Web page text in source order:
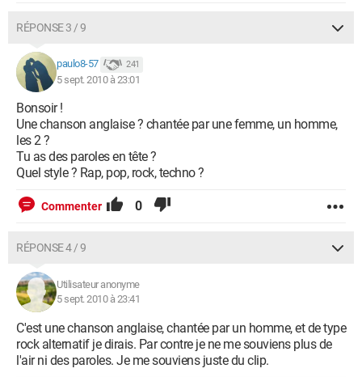
RÉPONSE 3 / 9
paulo8-57 241
5 sept. 2010 à 23:01
Bonsoir !
Une chanson anglaise ? chantée par une femme, un homme,
les 2 ?
Tu as des paroles en tête ?
Quel style ? Rap, pop, rock, techno ?
Commenter 0
RÉPONSE 4 / 9
Utilisateur anonyme
5 sept. 2010 à 23:41
C'est une chanson anglaise, chantée par un homme, et de type
rock alternatif je dirais. Par contre je ne me souviens plus de
l'air ni des paroles. Je me souviens juste du clip.